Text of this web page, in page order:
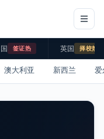
签证热 英国 择校热
澳大利亚 新西兰 爱